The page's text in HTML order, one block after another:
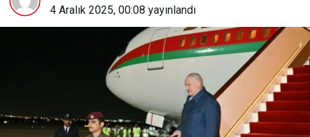
4 Aralık 2025, 00:08 yayınlandı